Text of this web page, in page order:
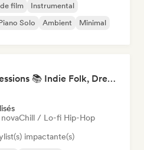
film
Instrumental
Solo Ambient Minimal
Study Jam Sessions 📚 Indie Folk, Dream Pop & Singer-Songwriter
novaChill / Lo-fi Hip-Hop
impactante(s)